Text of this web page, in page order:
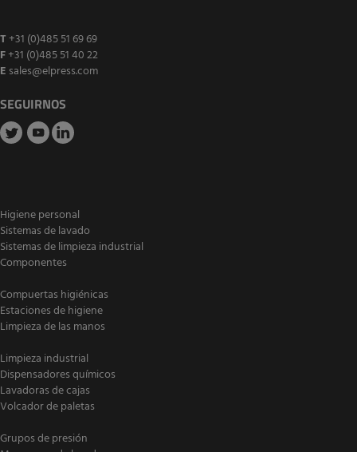
T +31 (0)485 51 69 69
F+31 (0)485 51 40 22
E sales@elpress.com
SEGUIRNOS
Higiene personal
Sistemas de lavado
Sistemas de limpieza industrial
Componentes
Compuertas higiénicas
Estaciones de higiene
Limpieza de las manos
Limpieza industrial
Dispensadores químicos
Lavadoras de cajas
Volcador de paletas
Grupos de presión